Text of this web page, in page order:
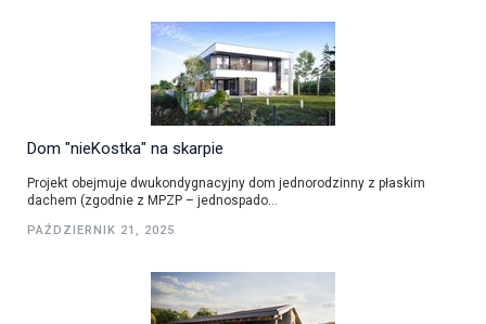
Dom "nieKostka" na skarpie
Projekt obejmuje dwukondygnacyjny dom jednorodzinny z płaskim
dachem (zgodnie z MPZP – jednospado...
PAŹDZIERNIK 21, 2025